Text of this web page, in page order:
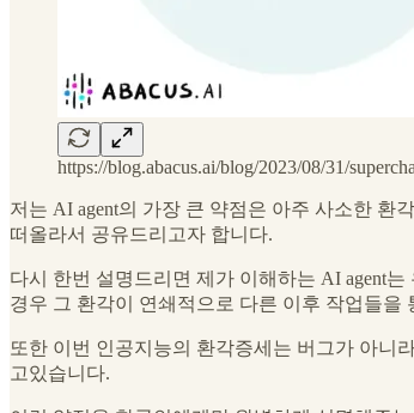
https://blog.abacus.ai/blog/2023/08/31/
저는 AI agent의 가장 큰 약점은 아주 사소한
떠올라서 공유드리고자 합니다.
다시 한번 설명드리면 제가 이해하는 AI agent
경우 그 환각이 연쇄적으로 다른 이후 작업들
또한 이번 인공지능의 환각증세는 버그가 아니
고있습니다.